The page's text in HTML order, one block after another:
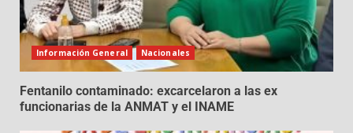
Información General Nacionales
Fentanilo contaminado: excarcelaron a las ex
funcionarias de la ANMAT y el INAME